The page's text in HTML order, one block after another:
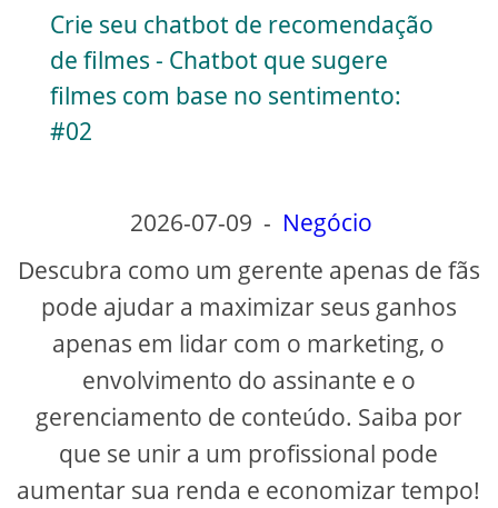
a
y
d
e
o
Crie seu chatbot de recomendação
de filmes - Chatbot que sugere
filmes com base no sentimento:
#02
2026-07-09 - Negócio
Descubra como um gerente apenas de fãs
pode ajudar a maximizar seus ganhos
apenas em lidar com o marketing, o
envolvimento do assinante e o
gerenciamento de conteúdo. Saiba por
que se unir a um profissional pode
aumentar sua renda e economizar tempo!